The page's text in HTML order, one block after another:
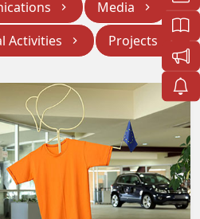
Media
Activities Projects